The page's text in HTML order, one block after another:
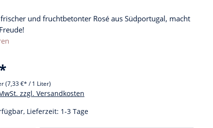
und fruchtbetonter Rosé aus Südportugal, macht
(7,33 €* / 1 Liter)
zzgl. Versandkosten
Lieferzeit: 1-3 Tage